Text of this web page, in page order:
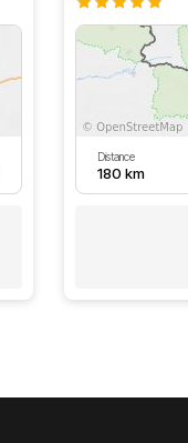
Distance
180 km